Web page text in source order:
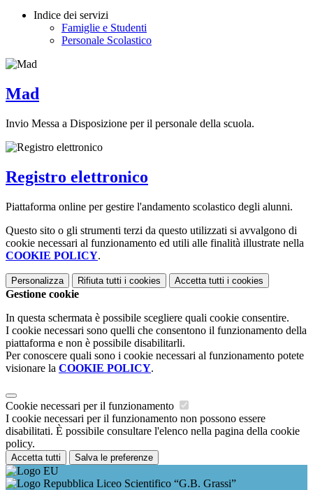
Indice dei servizi
Famiglie e Studenti
Personale Scolastico
Mad
Invio Messa a Disposizione per il personale della scuola.
Registro elettronico
Piattaforma online per gestire l'andamento scolastico degli alunni.
Questo sito o gli strumenti terzi da questo utilizzati si avvalgono di
cookie necessari al funzionamento ed utili alle finalità illustrate nella
COOKIE POLICY.
Personalizza Rifiuta tutti i cookies Accetta tutti i cookies
Gestione cookie
In questa schermata è possibile scegliere quali cookie consentire.
I cookie necessari sono quelli che consentono il funzionamento della
piattaforma e non è possibile disabilitarli.
Per conoscere quali sono i cookie necessari al funzionamento potete
visionare la COOKIE POLICY.
Cookie necessari per il funzionamento
I cookie necessari per il funzionamento non possono essere
disabilitati. È possibile consultare l'elenco nella pagina della cookie
policy.
Accetta tutti Salva le preferenze
Liceo Scientifico “G.B. Grassi”